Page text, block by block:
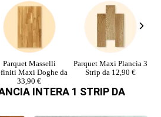
Maxi Plancia 3
Strip da 12,90 €
PARQUET MAXI
PLANCIA INTERA 1
INTERA 1 STRIP DA